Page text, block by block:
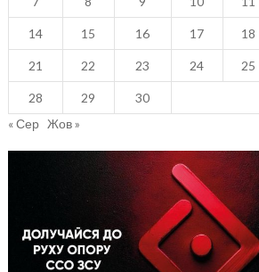
14 15 16 17 18
21 22 23 24 25
28 29
30
« Сер Жов »